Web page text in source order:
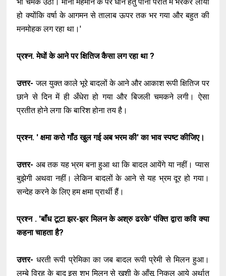
भी चमक उठा। मानो मेहमान के पैर धोने हेतु पानी परात में भरकर लाया
हो क्योंकि वर्षा के आगमन से तालाब ऊपर तक भर गया और बहुत की
मनमोहक लग रहा था।'
प्रश्न. मेघों के आने पर क्षितिज कैसा लग रहा था ?
उत्तर- जल युक्त काले भूरे बादलों के आने और आकाश रूपी क्षितिज पर
छाने से दिन में ही अँधेरा हो गया और बिजली चमकने लगी। ऐसा
प्रतीत होने लगा कि बारिश होना तय है।
प्रश्न. ' क्षमा करो गाँठ खुल गई अब भरम की' का भाव स्पष्ट कीजिए।
उत्तर- अब तक यह भ्रम बना हुआ था कि बादल आयेंगे या नहीं। प्यास
बुझेगी अथवा नहीं। लेकिन बादलों के आने से यह भ्रम दूर हो गया।
सन्देह करने के लिए हम क्षमा प्रार्थी हैं।
प्रश्न . 'बाँध टूटा झर-झर मिलन के अश्रु ढरके' पंक्ति द्वारा कवि क्या
कहना चाहता है?
उत्तर- धरती रूपी प्रेमिका का जब बादल रूपी प्रेमी से मिलन हुआ।
लम्बे विरह के बाद इस शुभ मिलन से खुशी के आँसू निकल आये अर्थात्